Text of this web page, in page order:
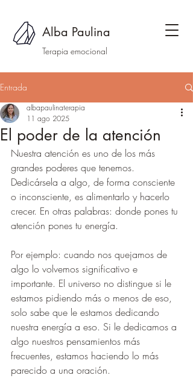
Alba Paulina
Terapia emocional
Entrada
El poder de la atención
albapaulinaterapia
11 ago 2025
Nuestra atención es uno de los más
grandes poderes que tenemos.
Dedicársela a algo, de forma consciente
o inconsciente, es alimentarlo y hacerlo
crecer. En otras palabras: donde pones tu
atención pones tu energía.
Por ejemplo: cuando nos quejamos de
algo lo volvemos significativo e
importante. El universo no distingue si le
estamos pidiendo más o menos de eso,
solo sabe que le estamos dedicando
nuestra energía a eso. Si le dedicamos a
algo nuestros pensamientos más
frecuentes, estamos haciendo lo más
parecido a una oración.